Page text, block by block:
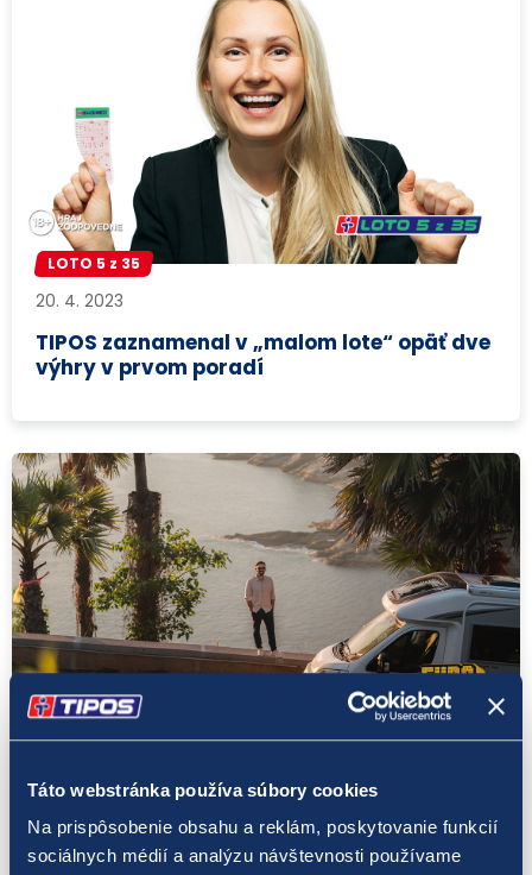
Táto webstránka používa súbory cookies
Na prispôsobenie obsahu a reklám, poskytovanie funkcií
sociálnych médií a analýzu návštevnosti používame
LOTO 5 z 35
20. 4. 2023
TIPOS zaznamenal v „malom lote“ opäť dve
výhry v prvom poradí
Eurojackpot
Po mesiaci má doplnková hra Eurojackpot
JOKER ďalšieho víťaza